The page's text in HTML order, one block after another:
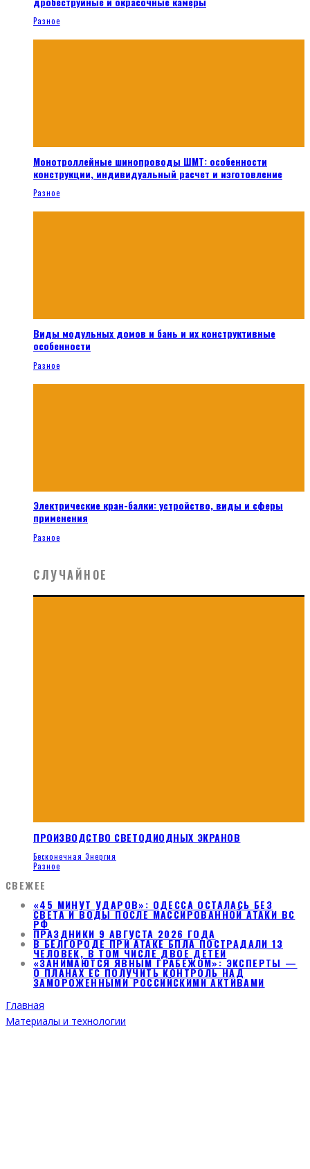
Разное
Монотроллейные шинопроводы ШМТ: особенности
конструкции, индивидуальный расчет и изготовление
Разное
Виды модульных домов и бань и их конструктивные
особенности
Разное
Электрические кран-балки: устройство, виды и сферы
применения
Разное
СЛУЧАЙНОЕ
ПРОИЗВОДСТВО СВЕТОДИОДНЫХ ЭКРАНОВ
Бесконечная Энергия
Разное
СВЕЖЕЕ
«45 МИНУТ УДАРОВ»: ОДЕССА ОСТАЛАСЬ БЕЗ
СВЕТА И ВОДЫ ПОСЛЕ МАССИРОВАННОЙ АТАКИ ВС
РФ
ПРАЗДНИКИ 9 АВГУСТА 2026 ГОДА
В БЕЛГОРОДЕ ПРИ АТАКЕ БПЛА ПОСТРАДАЛИ 13
ЧЕЛОВЕК, В ТОМ ЧИСЛЕ ДВОЕ ДЕТЕЙ
«ЗАНИМАЮТСЯ ЯВНЫМ ГРАБЕЖОМ»: ЭКСПЕРТЫ —
О ПЛАНАХ ЕС ПОЛУЧИТЬ КОНТРОЛЬ НАД
ЗАМОРОЖЕННЫМИ РОССИЙСКИМИ АКТИВАМИ
Главная
Материалы и технологии